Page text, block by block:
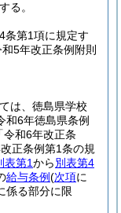
る。
条第1項に規定す
5年改正条例附則
は、徳島県学校
和6年徳島県条例
令和6年改正条
正条例第1条の規
表第1から別表第4
給与条例(次項に
係る部分に限